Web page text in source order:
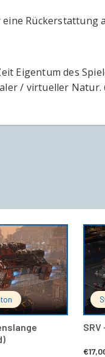
Rückerstattung
Eigentum des
/ virtueller Natur.
IN DEN WARENKORB
€